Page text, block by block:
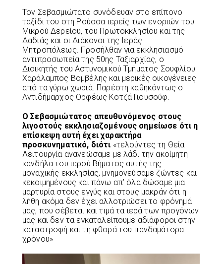
Τον Σεβασμιώτατο συνόδευαν στο επίπονο
ταξίδι του στη Ρούσσα ιερείς των ενοριών του
Μικρού Δερείου, του Πρωτοκκλησίου και της
Δαδιάς και οι Διάκονοι της Ιεράς
Μητροπόλεως. Προσήλθαν για εκκλησιασμό
αντιπροσωπεία της 50ης Ταξιαρχίας, ο
Διοικητής του Αστυνομικού Τμήματος Σουφλίου
Χαράλαμπος Βομβέλης και μερικές οικογένειες
από τα γύρω χωριά. Παρέστη καθηκόντως ο
Αντιδήμαρχος Ορφέως Κοτζά Γιουσούφ.
Ο Σεβασμιώτατος απευθυνόμενος στους
λιγοστούς εκκλησιαζομένους σημείωσε ότι η
επίσκεψη αυτή έχει χαρακτήρα
προσκυνηματικό, διότι «τελούντες τη Θεία
Λειτουργία ανανεώσαμε με λάδι την ακοίμητη
κανδήλα του ιερού Βήματος αυτής της
μοναχικής εκκλησίας, μνημονεύσαμε ζώντες και
κεκοιμημένους και πάνω απ’ όλα δώσαμε μια
μαρτυρία στους εγγύς και στους μακράν ότι η
λήθη ακόμα δεν έχει αλλοτριώσει το φρόνημά
μας, που σέβεται και τιμά τα ιερά των προγόνων
μας και δεν τα εγκαταλείπουμε αδιάφοροι στην
καταστροφή και τη φθορά του πανδαμάτορα
χρόνου»